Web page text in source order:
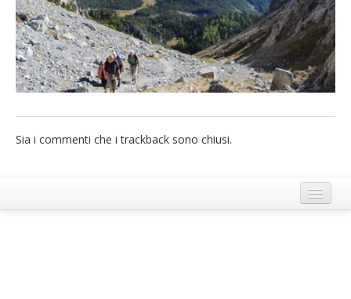
German
English
Spanish
Italiano
Sia i commenti che i trackback sono chiusi.